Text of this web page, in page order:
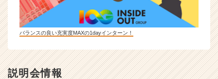
バランスの良い充実度MAXの1dayインターン！
説明会情報